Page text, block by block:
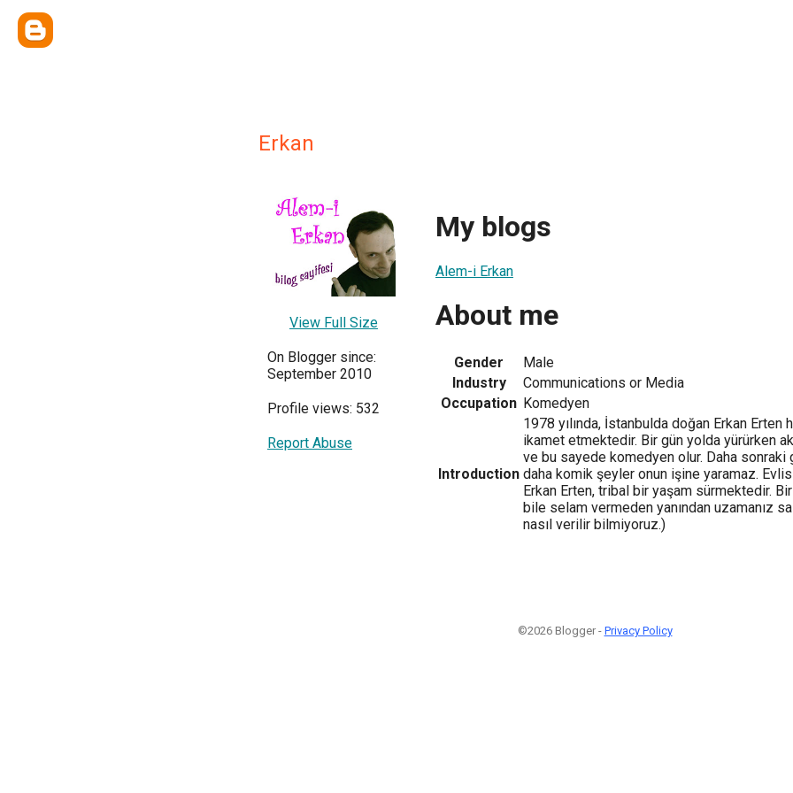
Erkan
View Full Size
On Blogger since:
September 2010
Profile views: 532
Report Abuse
My blogs
Alem-i Erkan
About me
Gender
Male
Industry
Communications or Media
Occupation Komedyen
Introduction
1978 yılında, İstanbulda doğan Erkan Erten
ikamet etmektedir. Bir gün yolda yürürken
ve bu sayede komedyen olur. Daha sonraki
daha komik şeyler onun işine yaramaz.
Erkan Erten, tribal bir yaşam sürmektedir.
bile selam vermeden yanından uzamanız
nasıl verilir bilmiyoruz.)
©2026 Blogger - Privacy Policy